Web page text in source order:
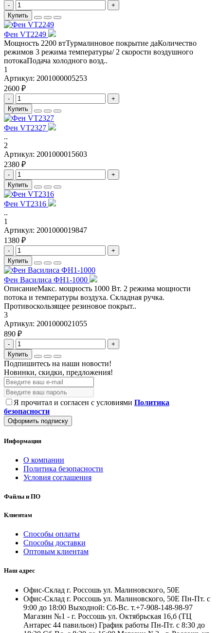
-
+
Купить
Фен VT2249
Мощность 2200 втТурмалиновое покрытие даКоличество
режимов 3 режима температуры/ 2 скорости воздушного
потокаПодача холодного возд..
1
Артикул: 2001000005253
2600 ₽
-
+
Купить
Фен VT2327
..
2
Артикул: 2001000015603
2380 ₽
-
+
Купить
Фен VT2316
..
1
Артикул: 2001000019847
1380 ₽
-
+
Купить
Фен Василиса ФН1-1000
ОписаниеМакс. мощность 1000 Вт. 2 режима мощности
потока и температуры воздуха. Складная ручка.
Противоскользящее резиновое покрыт..
3
Артикул: 2001000021055
890 ₽
-
+
Купить
Подпишитесь на наши новости!
Новинки, скидки, предложения!
Я прочитал и согласен с условиями Политика
безопасности
Оформить подписку
Информация
О компании
Политика безопасности
Условия соглашения
Файлы и ПО
Клиентам
Способы оплаты
Способы доставки
Оптовым клиентам
Наш адрес
Офис-Склад г. Россошь ул. Малиновского, 50Е
Офис-Склад г. Россошь ул. Малиновского, 50Е Пн-Пт. с
9:00 до 18:00 Выходной: Сб-Вс. т.+7-908-148-98-97
Магазин №1 - г. Россошь ул. Октябрьская 16,б (ТЦ
Антарес 44 павильон) График работы Пн-Пт. с 8:30 до